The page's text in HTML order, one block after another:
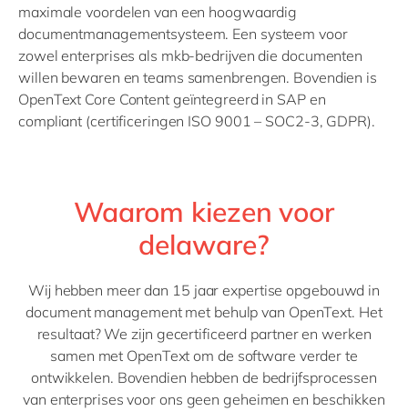
maximale voordelen van een hoogwaardig
documentmanagementsysteem. Een systeem voor
zowel enterprises als mkb-bedrijven die documenten
willen bewaren en teams samenbrengen. Bovendien is
OpenText Core Content geïntegreerd in SAP en
compliant (certificeringen ISO 9001 – SOC2-3, GDPR).
Waarom kiezen voor
delaware?
Wij hebben meer dan 15 jaar expertise opgebouwd in
document management met behulp van OpenText. Het
resultaat? We zijn gecertificeerd partner en werken
samen met OpenText om de software verder te
ontwikkelen. Bovendien hebben de bedrijfsprocessen
van enterprises voor ons geen geheimen en beschikken